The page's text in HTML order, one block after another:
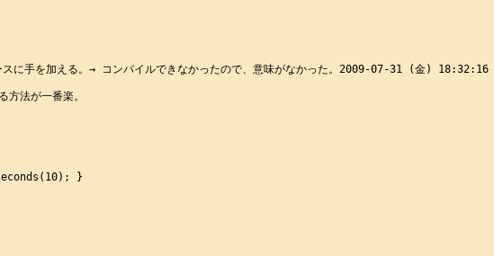
る。→ コンパイルできなかったので、意味がなかった。2009-07-31 (金) 18:32:16
法が一番楽。
}